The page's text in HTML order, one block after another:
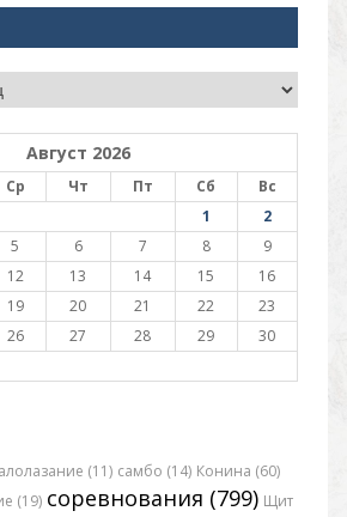
Август 2026
Ср Чт Пт Сб
Вс
1
2
5 6 7 8
9
12 13 14 15
16
19 20 21 22
23
26 27 28 29
30
(11) самбо (14) Конина (60)
(19) соревнования (799) Щит